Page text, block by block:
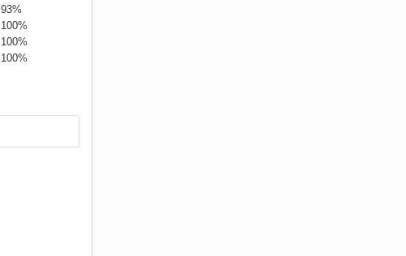
93%
100%
100%
100%